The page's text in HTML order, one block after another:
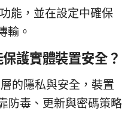
能，並在設定中確保
輸。
護實體裝置安全？
的隱私與安全，裝置
防毒、更新與密碼策略